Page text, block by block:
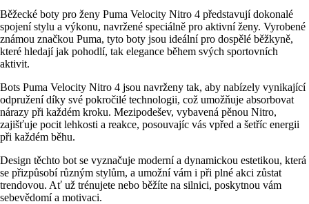
Běžecké boty pro ženy Puma Velocity Nitro 4 představují dokonalé
spojení stylu a výkonu, navržené speciálně pro aktivní ženy. Vyrobené
známou značkou Puma, tyto boty jsou ideální pro dospělé běžkyně,
které hledají jak pohodlí, tak elegance během svých sportovních
aktivit.
Bots Puma Velocity Nitro 4 jsou navrženy tak, aby nabízely vynikající
odpružení díky své pokročilé technologii, což umožňuje absorbovat
nárazy při každém kroku. Mezipodešev, vybavená pěnou Nitro,
zajišťuje pocit lehkosti a reakce, posouvajíc vás vpřed a šetříc energii
při každém běhu.
Design těchto bot se vyznačuje moderní a dynamickou estetikou, která
se přizpůsobí různým stylům, a umožní vám i při plné akci zůstat
trendovou. Ať už trénujete nebo běžíte na silnici, poskytnou vám
sebevědomí a motivaci.